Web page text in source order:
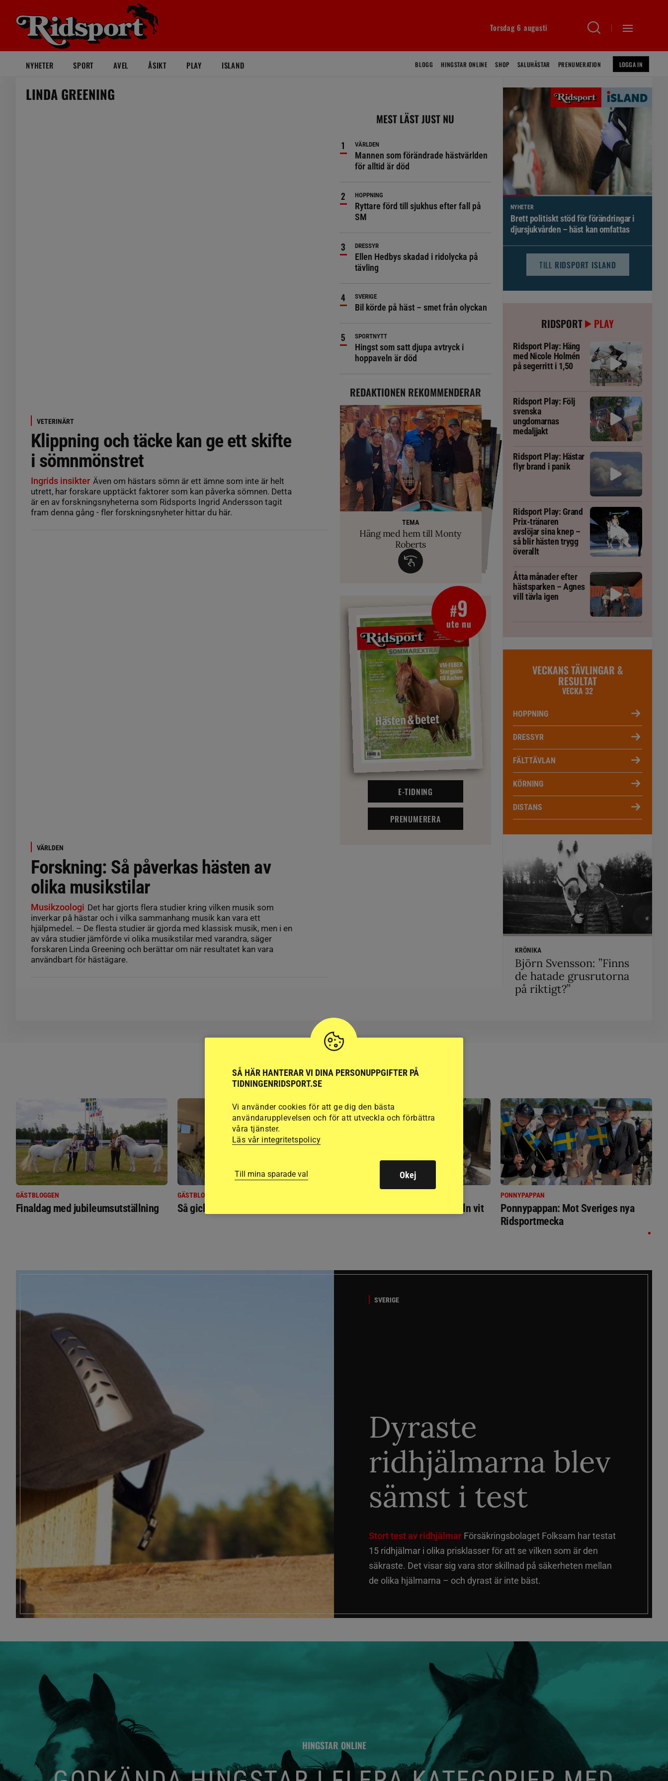
Torsdag 6 augusti
NYHETER SPORT AVEL ÅSIKT PLAY ISLAND BLOGG HINGSTAR ONLINE SHOP SALUHÄSTAR PRENUMERATION LOGGA IN
LINDA GREENING
VETERINÄRT
Klippning och täcke kan ge ett skifte
i sömnmönstret
Ingrids insikter Även om hästars sömn är ett ämne som inte är helt
utrett, har forskare upptäckt faktorer som kan påverka sömnen. Detta
är en av forskningsnyheterna som Ridsports Ingrid Andersson tagit
fram denna gång - fler forskningsnyheter hittar du här.
VÄRLDEN
Forskning: Så påverkas hästen av
olika musikstilar
Musikzoologi Det har gjorts flera studier kring vilken musik som
inverkar på hästar och i vilka sammanhang musik kan vara ett
hjälpmedel. – De flesta studier är gjorda med klassisk musik, men i en
av våra studier jämförde vi olika musikstilar med varandra, säger
forskaren Linda Greening och berättar om när resultatet kan vara
användbart för hästägare.
MEST LÄST JUST NU
VÄRLDEN
Mannen som förändrade hästvärlden
för alltid är död
HOPPNING
Ryttare förd till sjukhus efter fall på
SM
DRESSYR
Ellen Hedbys skadad i ridolycka på
tävling
SVERIGE
Bil körde på häst – smet från olyckan
SPORTNYTT
Hingst som satt djupa avtryck i
hoppaveln är död
REDAKTIONEN REKOMMENDERAR
TEMA
Häng med hem till Monty
Roberts
VM-febern stiger – här är allt
inför Aachen
TEMA
Allt du behöver veta om fång
VETERINÄRT
Så märker du om din häst blivit
biten av huggorm
RIDSPORT PLAY
Ridsport Play: Grand Prix-tränaren
avslöjar sina knep – så blir hästen trygg överallt
#9
ute nu
E-TIDNING
PRENUMERERA
NYHETER
Brett politiskt stöd för förändringar i
djursjukvården – häst kan omfattas
TILL RIDSPORT ISLAND
RIDSPORT PLAY
Ridsport Play: Häng
med Nicole Holmén
på segerritt i 1,50
Ridsport Play: Följ
svenska
ungdomarnas
medaljjakt
Ridsport Play: Hästar
flyr brand i panik
Ridsport Play: Grand
Prix-tränaren
avslöjar sina knep –
så blir hästen trygg
överallt
Åtta månader efter
hästsparken – Agnes
vill tävla igen
VECKANS TÄVLINGAR &
RESULTAT
VECKA 32
HOPPNING
DRESSYR
FÄLTTÄVLAN
KÖRNING
DISTANS
KRÖNIKA
Björn Svensson: ”Finns
de hatade grusrutorna
på riktigt?”
RIDSPORT
BLOGGAR
GÄSTBLOGGEN
Finaldag med jubileumsutställning
GÄSTBLOGGEN
Så gick det på helgens utställning Bästa tipsen för att få skimmeln vit
PONNYPAPPAN
Ponnypappan: Mot Sveriges nya
Ridsportmecka
SVERIGE
Dyraste
ridhjälmarna blev
sämst i test
Stort test av ridhjälmar Försäkringsbolaget Folksam har testat
15 ridhjälmar i olika prisklasser för att se vilken som är den
säkraste. Det visar sig vara stor skillnad på säkerheten mellan
de olika hjälmarna – och dyrast är inte bäst.
HINGSTAR ONLINE
SÅ HÄR HANTERAR VI DINA PERSONUPPGIFTER PÅ
TIDNINGENRIDSPORT.SE
Vi använder cookies för att ge dig den bästa
användarupplevelsen och för att utveckla och förbättra
våra tjänster.
Läs vår integritetspolicy
Till mina sparade val Okej